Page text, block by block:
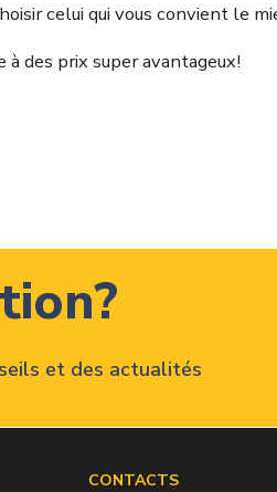
celui qui vous convient le
des prix super avantageux!
et des actualités
CONTACTS